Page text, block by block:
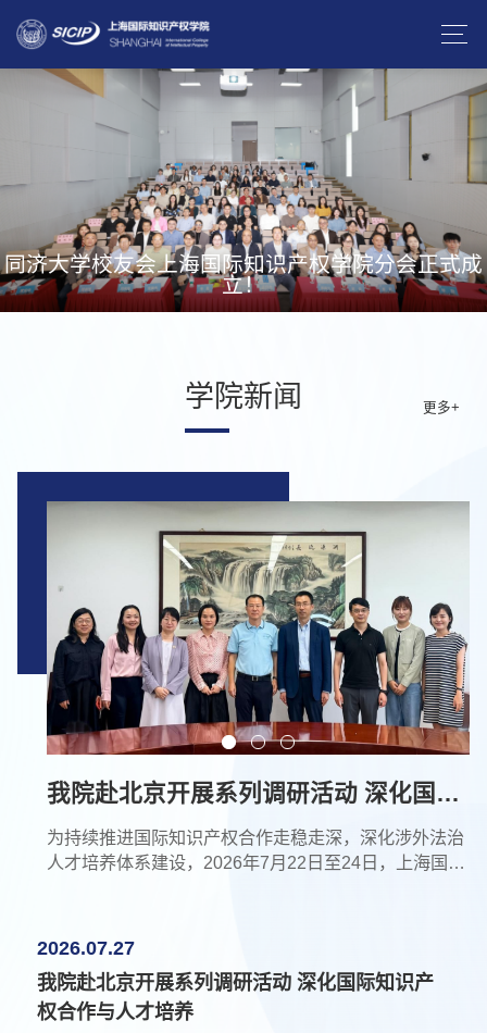
同济大学校友会上海国际知识产权学院分会正式成
立！
学院新闻 更多+
我院赴北京开展系列调研活动 深化国际
知识产权合作与人才培养
为持续推进国际知识产权合作走稳走深，深化涉外法治
人才培养体系建设，2026年7月22日至24日，上海国际
交流活动，先后走访农业农村部科技发展中心、清华大
合作、知识产权学科建设及国际人才培养等议题进行深
入对接，调研成果颇丰。与农业农村部科技发展中心对
2026.07.27
我院赴北京开展系列调研活动 深化国际知识产
权合作与人才培养